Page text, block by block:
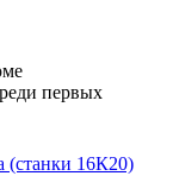
первых
(станки 16К20)